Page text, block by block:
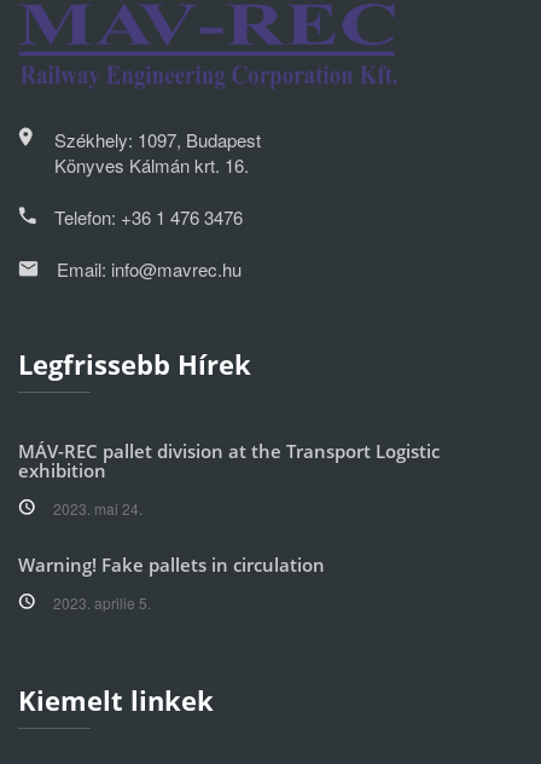
Székhely: 1097, Budapest
Könyves Kálmán krt. 16.
Telefon: +36 1 476 3476
Email: info@mavrec.hu
Legfrissebb Hírek
MÁV-REC pallet division at the Transport Logistic
exhibition
2023. mai 24.
Warning! Fake pallets in circulation
2023. aprilie 5.
Kiemelt linkek